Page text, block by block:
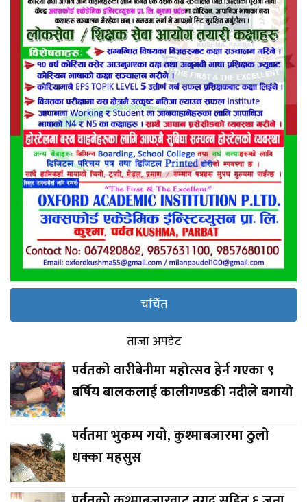
चर्चित
ताजा अपडेट
पर्वतको वारीबेनीमा महोत्सव हेर्न गएका ९
बर्षिय बालकलाई कालीगण्डकी नदीले बगायो
पर्वतमा भुकम्प गयो, कुश्माबजारमा ठुलो
धक्का महसुस